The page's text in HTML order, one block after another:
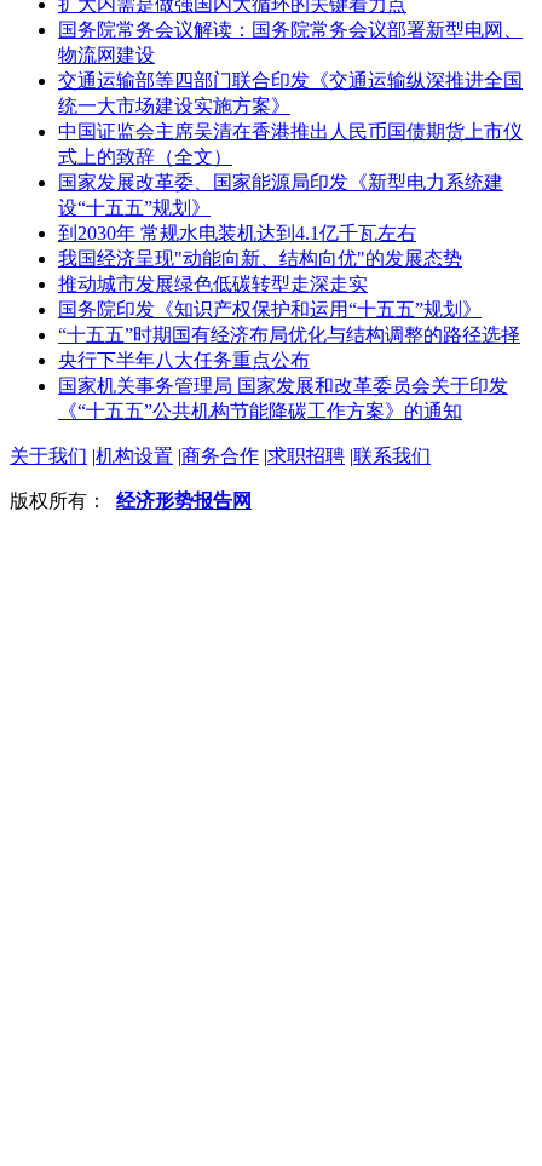
扩大内需是做强国内大循环的关键着力点
国务院常务会议解读：国务院常务会议部署新型电网、
物流网建设
交通运输部等四部门联合印发《交通运输纵深推进全国
统一大市场建设实施方案》
中国证监会主席吴清在香港推出人民币国债期货上市仪
式上的致辞（全文）
国家发展改革委、国家能源局印发《新型电力系统建
设“十五五”规划》
到2030年 常规水电装机达到4.1亿千瓦左右
我国经济呈现"动能向新、结构向优"的发展态势
推动城市发展绿色低碳转型走深走实
国务院印发《知识产权保护和运用“十五五”规划》
“十五五”时期国有经济布局优化与结构调整的路径选择
央行下半年八大任务重点公布
国家机关事务管理局 国家发展和改革委员会关于印发
《“十五五”公共机构节能降碳工作方案》的通知
关于我们 |机构设置 |商务合作 |求职招聘 |联系我们
版权所有： 经济形势报告网